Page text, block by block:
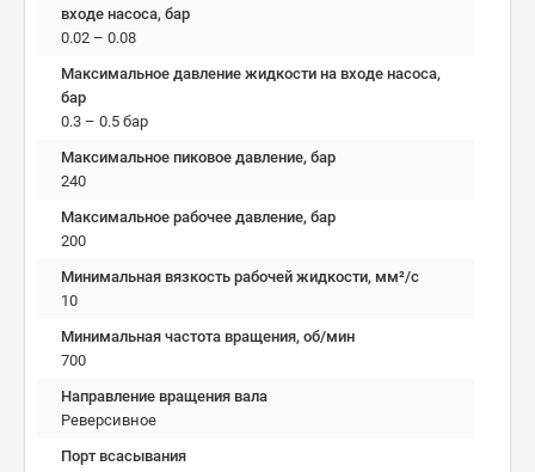
входе насоса, бар
0.02 – 0.08
Максимальное давление жидкости на входе насоса,
бар
0.3 – 0.5 бар
Максимальное пиковое давление, бар
240
Максимальное рабочее давление, бар
200
Минимальная вязкость рабочей жидкости, мм²/c
10
Минимальная частота вращения, об/мин
700
Направление вращения вала
Реверсивное
Порт всасывания